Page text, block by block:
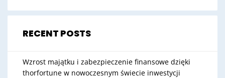
RECENT POSTS
Wzrost majątku i zabezpieczenie finansowe dzięki
thorfortune w nowoczesnym świecie inwestycji